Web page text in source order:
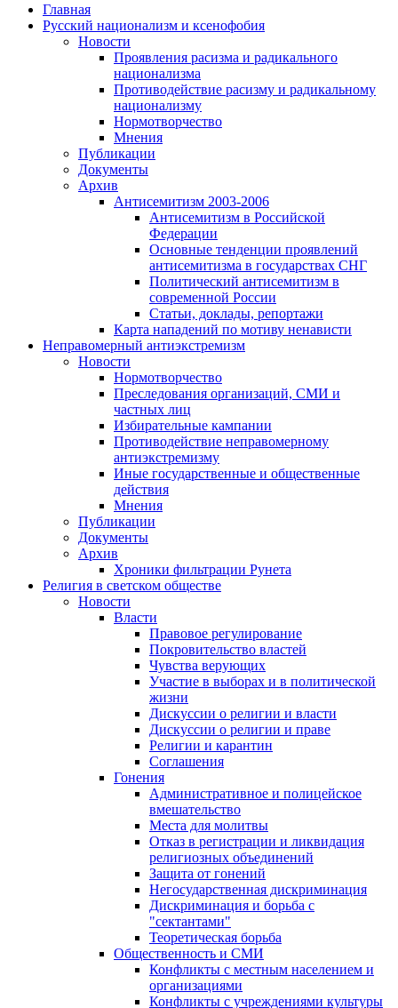
Главная
Русский национализм и ксенофобия
Новости
Проявления расизма и радикального
национализма
Противодействие расизму и радикальному
национализму
Нормотворчество
Мнения
Публикации
Документы
Архив
Антисемитизм 2003-2006
Антисемитизм в Российской
Федерации
Основные тенденции проявлений
антисемитизма в государствах СНГ
Политический антисемитизм в
современной России
Статьи, доклады, репортажи
Карта нападений по мотиву ненависти
Неправомерный антиэкстремизм
Новости
Нормотворчество
Преследования организаций, СМИ и
частных лиц
Избирательные кампании
Противодействие неправомерному
антиэкстремизму
Иные государственные и общественные
действия
Мнения
Публикации
Документы
Архив
Хроники фильтрации Рунета
Религия в светском обществе
Новости
Власти
Правовое регулирование
Покровительство властей
Чувства верующих
Участие в выборах и в политической
жизни
Дискуссии о религии и власти
Дискуссии о религии и праве
Религии и карантин
Соглашения
Гонения
Административное и полицейское
вмешательство
Места для молитвы
Отказ в регистрации и ликвидация
религиозных объединений
Защита от гонений
Негосударственная дискриминация
Дискриминация и борьба с
"сектантами"
Теоретическая борьба
Общественность и СМИ
Конфликты с местным населением и
организациями
Конфликты с учреждениями культуры